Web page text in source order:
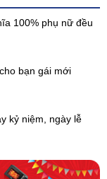
100% phụ nữ đều
bạn gái mới
kỷ niệm, ngày lễ